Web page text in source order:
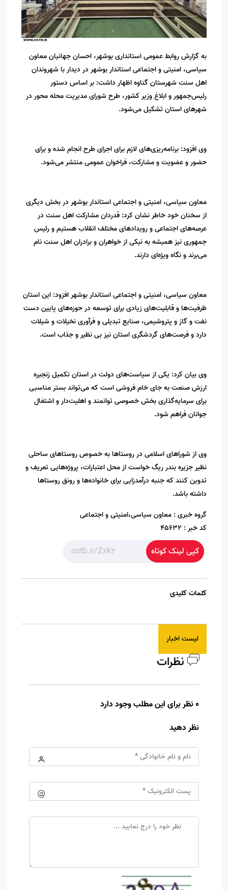
به گزارش روابط عمومی استانداری بوشهر، احسان جهانیان معاون
سیاسی، امنیتی و اجتماعی استاندار بوشهر در دیدار با شهروندان
اهل سنت شهرستان گناوه اظهار داشت: بر اساس دستور
رئیس‌جمهور ‌و ابلاغ وزیر کشور، طرح شورای مدیریت محله محور در
شهرهای استان تشکیل می‌شود.
وی افزود: برنامه‌ریزی‌های لازم برای اجرای طرح انجام شده و برای
حضور و عضویت و مشارکت، فراخوان عمومی منتشر می‌شود.
معاون سیاسی، امنیتی و اجتماعی استاندار بوشهر در بخش دیگری
از سخنان خود خاطر نشان کرد: قدردان مشارکت اهل سنت در
عرصه‌های اجتماعی و رویدادهای مختلف انقلاب هستیم و رئیس
جمهوری نیز همیشه به نیکی از خواهران و برادران اهل سنت نام
می‌برند و نگاه ویژه‌ای دارند.
معاون سیاسی، امنیتی و اجتماعی استاندار بوشهر افزود: این استان
ظرفیت‌ها و قابلیت‌های زیادی برای توسعه در حوزه‌های پایین دست
نفت و گاز و پتروشیمی، صنایع تبدیلی و فرآوری نخیلات و شیلات
دارد و فرصت‌های گردشگری استان نیز بی نظیر و جذاب است.
وی بیان کرد: یکی از سیاست‌های دولت در استان تکمیل زنجیره‌
ارزش صنعت به جای خام فروشی است که می‌تواند بستر مناسبی
برای سرمایه‌گذاری بخش خصوصی توانمند و اهلیت‌دار و اشتغال
جوانان فراهم شود.
وی از شوراهای اسلامی در روستاها به خصوص روستاهای ساحلی
نظیر جزیره بندر ریگ‌ خواست از محل اعتبارات، پروژه‌هایی تعریف و
تدوین کنند که جنبه درآمدزایی برای خانواده‌ها و رونق روستاها
داشته باشد.
گروه خبری : معاون سیاسی،امنیتی و اجتماعی
کد خبر : 45632
کپی لینک کوتاه
کلمات کلیدی
لیست اخبار
نظرات
0 نظر برای این مطلب وجود دارد
نظر دهید